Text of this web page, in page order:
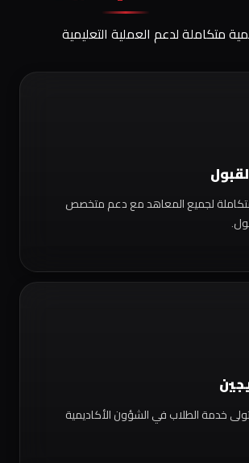
متكاملة لدعم العملية التعليمية
لجميع المعاهد مع دعم متخصص
خدمة الطلاب في الشؤون الأكاديمية